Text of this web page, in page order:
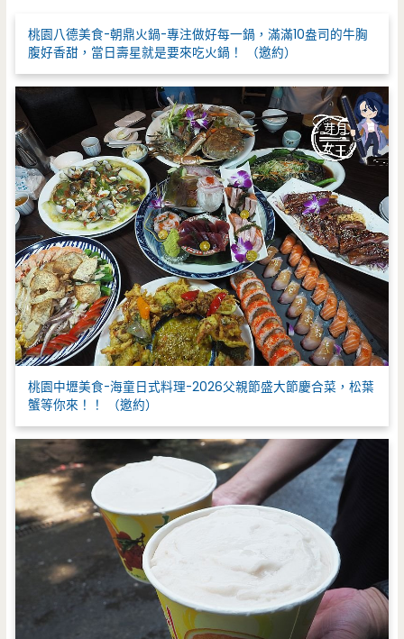
桃園八德美食-朝鼎火鍋-專注做好每一鍋，滿滿10盎司的牛胸
腹好香甜，當日壽星就是要來吃火鍋！ （邀約）
桃園中壢美食-海童日式料理-2026父親節盛大節慶合菜，松葉
蟹等你來！！ （邀約）